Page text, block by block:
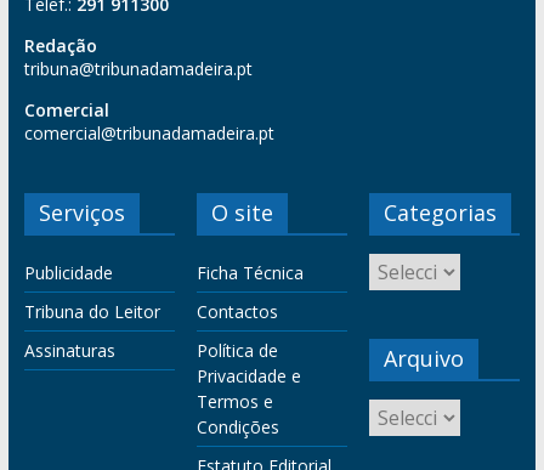
Redação
tribuna@tribunadamadeira.pt
Comercial
comercial@tribunadamadeira.pt
Serviços
Publicidade
Tribuna do Leitor
Assinaturas
O site
Ficha Técnica
Contactos
Política de
Privacidade e
Termos e
Condições
Categorias
Arquivo